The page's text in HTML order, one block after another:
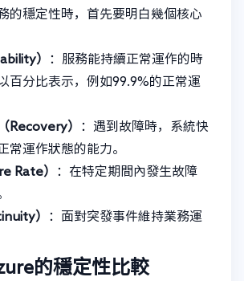
的穩定性時，首先要明白幾個核心
）
：服務能持續正常運作的時
百分比表示，例如99.9%的正常運
Recovery）
：遇到故障時，系統快
常運作狀態的能力。
Rate）
：在特定期間內發生故障
）
：面對突發事件維持業務運
的穩定性比較